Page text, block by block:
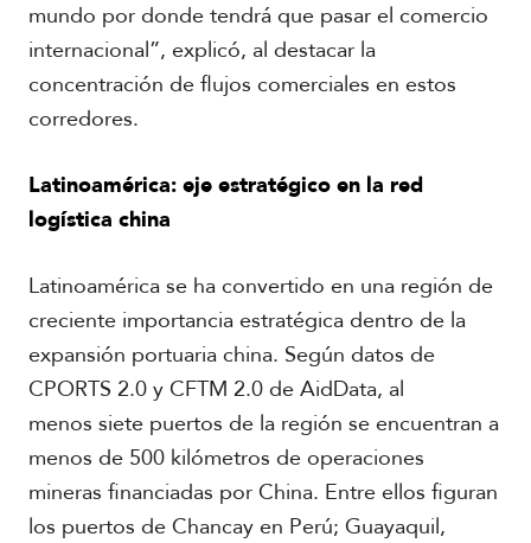
mundo por donde tendrá que pasar el comercio
internacional”, explicó, al destacar la
concentración de flujos comerciales en estos
corredores.
Latinoamérica: eje estratégico en la red
logística china
Latinoamérica se ha convertido en una región de
creciente importancia estratégica dentro de la
expansión portuaria china. Según datos de
CPORTS 2.0 y CFTM 2.0 de AidData, al
menos siete puertos de la región se encuentran a
menos de 500 kilómetros de operaciones
mineras financiadas por China. Entre ellos figuran
los puertos de Chancay en Perú; Guayaquil,